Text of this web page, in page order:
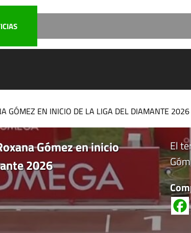
GÓMEZ EN INICIO DE LA LIGA DEL DIAMANTE 2026
Gómez en inicio
2026
El